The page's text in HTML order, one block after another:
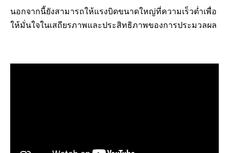
นอกจากนี้ยังสามารถให้แรงบิดขนาดใหญ่ที่ความเร็วต่ำเพื่อ
ให้มั่นใจในเสถียรภาพและประสิทธิภาพของการประมวลผล